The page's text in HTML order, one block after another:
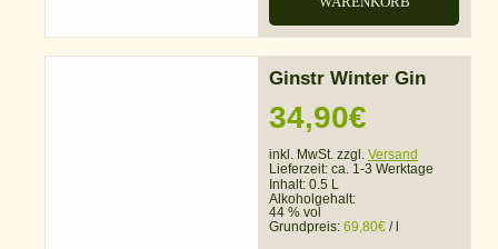
Ginstr Winter Gin
34,90€
inkl. MwSt. zzgl. Versand
Lieferzeit: ca. 1-3 Werktage
Inhalt: 0.5 L
Alkoholgehalt:
44 % vol
Grundpreis: 69,80€ /